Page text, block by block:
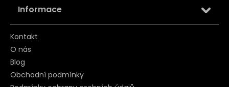
Informace
Kontakt
O nás
Blog
Obchodní podmínky